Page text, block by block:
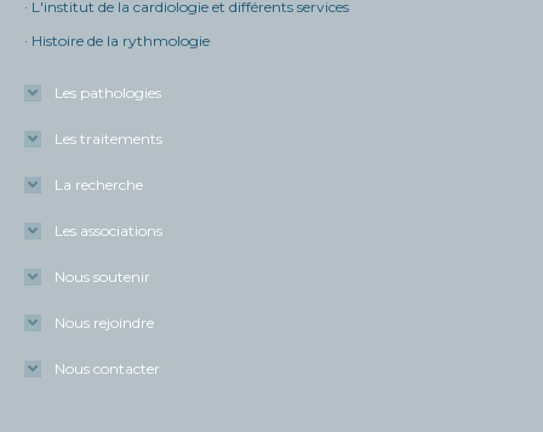
· L'institut de la cardiologie et différents services
· Histoire de la rythmologie
Les pathologies
Les traitements
La recherche
Les associations
Nous soutenir
Nous rejoindre
Nous contacter